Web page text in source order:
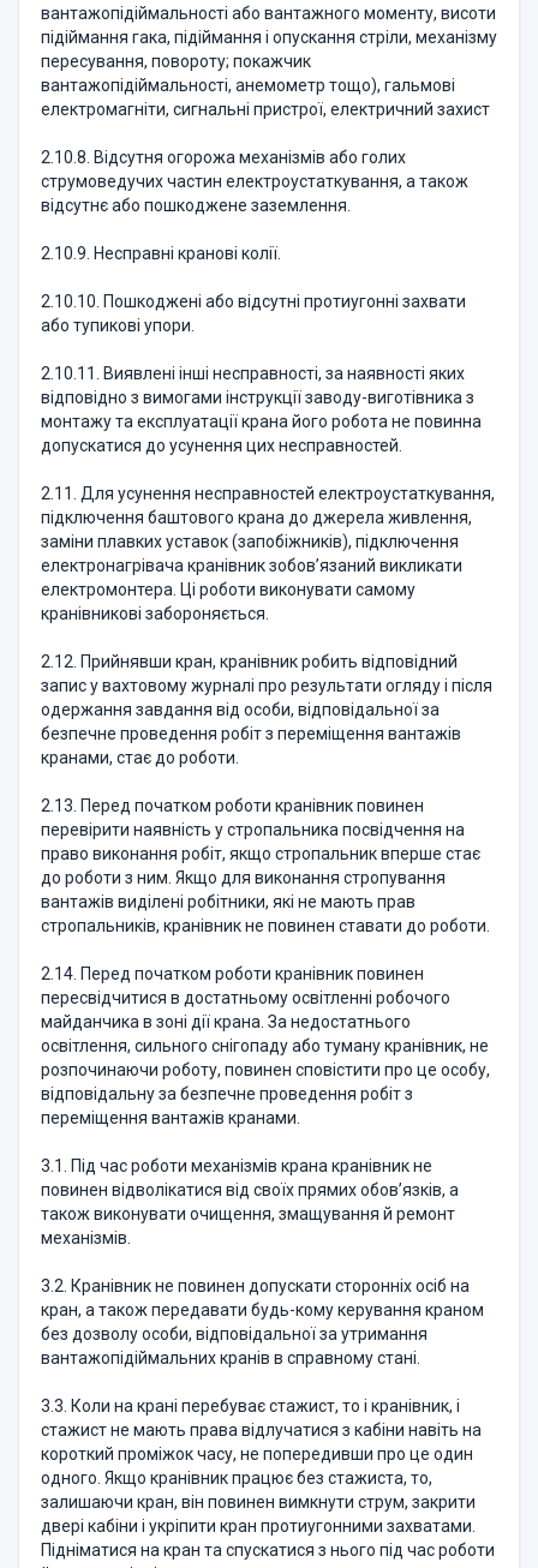
вантажопідіймальності або вантажного моменту, висоти
підіймання гака, підіймання і опускання стріли, механізму
пересування, повороту; покажчик
вантажопідіймальності, анемометр тощо), гальмові
електромагніти, сигнальні пристрої, електричний захист
2.10.8. Відсутня огорожа механізмів або голих
струмоведучих частин електроустаткування, а також
відсутнє або пошкоджене заземлення.
2.10.9. Несправні кранові колії.
2.10.10. Пошкоджені або відсутні протиугонні захвати
або тупикові упори.
2.10.11. Виявлені інші несправності, за наявності яких
відповідно з вимогами інструкції заводу-виготівника з
монтажу та експлуатації крана його робота не повинна
допускатися до усунення цих несправностей.
2.11. Для усунення несправностей електроустаткування,
підключення баштового крана до джерела живлення,
заміни плавких уставок (запобіжників), підключення
електронагрівача кранівник зобов’язаний викликати
електромонтера. Ці роботи виконувати самому
кранівникові забороняється.
2.12. Прийнявши кран, кранівник робить відповідний
запис у вахтовому журналі про результати огляду і після
одержання завдання від особи, відповідальної за
безпечне проведення робіт з переміщення вантажів
кранами, стає до роботи.
2.13. Перед початком роботи кранівник повинен
перевірити наявність у стропальника посвідчення на
право виконання робіт, якщо стропальник вперше стає
до роботи з ним. Якщо для виконання стропування
вантажів виділені робітники, які не мають прав
стропальників, кранівник не повинен ставати до роботи.
2.14. Перед початком роботи кранівник повинен
пересвідчитися в достатньому освітленні робочого
майданчика в зоні дії крана. За недостатнього
освітлення, сильного снігопаду або туману кранівник, не
розпочинаючи роботу, повинен сповістити про це особу,
відповідальну за безпечне проведення робіт з
переміщення вантажів кранами.
3.1. Під час роботи механізмів крана кранівник не
повинен відволікатися від своїх прямих обов’язків, а
також виконувати очищення, змащування й ремонт
механізмів.
3.2. Кранівник не повинен допускати сторонніх осіб на
кран, а також передавати будь-кому керування краном
без дозволу особи, відповідальної за утримання
вантажопідіймальних кранів в справному стані.
3.3. Коли на крані перебуває стажист, то і кранівник, і
стажист не мають права відлучатися з кабіни навіть на
короткий проміжок часу, не попередивши про це один
одного. Якщо кранівник працює без стажиста, то,
залишаючи кран, він повинен вимкнути струм, закрити
двері кабіни і укріпити кран протиугонними захватами.
Підніматися на кран та спускатися з нього під час роботи